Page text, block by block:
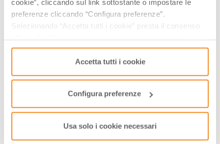
cookie”, cliccando sul link sottostante o impostare le
preferenze cliccando “Configura preferenze”.
Selezionando “Accetta tutti i cookie” presta il consenso
consenso cliccando su “Usa solo i cookie necessari” e
saranno attivati i soli cookie tecnici necessari al corretto
funzionamento del sito.
Accetta tutti i cookie
Configura preferenze
Usa solo i cookie necessari
: Rocca di Sala Baganza – Piazza Gramsci, 1 |
Sala Baganza(PR)